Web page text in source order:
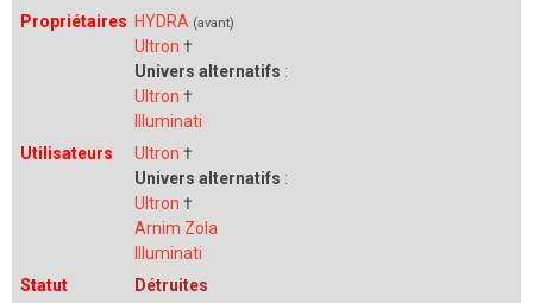
Propriétaires HYDRA (avant)
Ultron †
Univers alternatifs :
Ultron †
Illuminati
Utilisateurs
Ultron †
Univers alternatifs :
Ultron †
Arnim Zola
Illuminati
Statut
Détruites